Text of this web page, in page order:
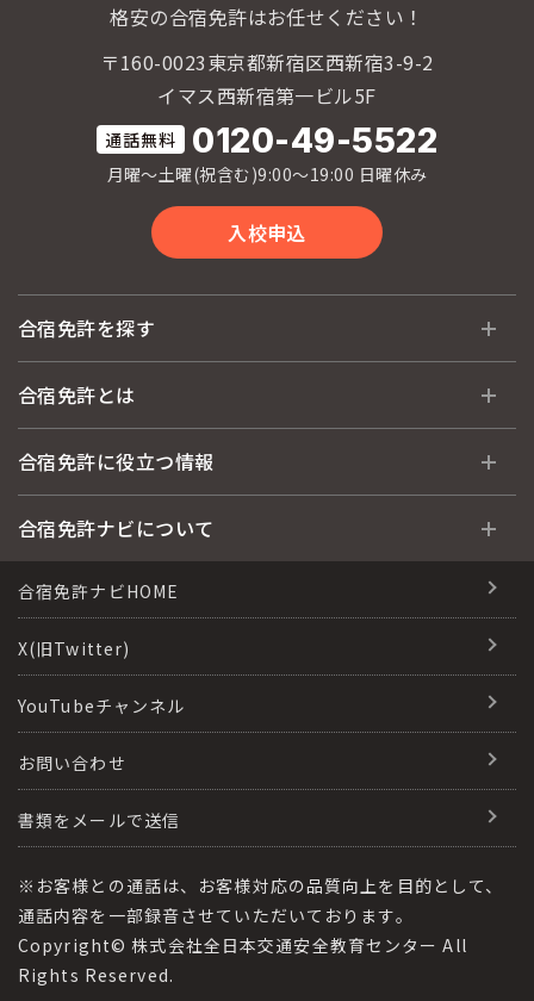
格安の合宿免許はお任せください！
〒160-0023東京都新宿区西新宿3-9-2
イマス西新宿第一ビル5F
0120-49-5522
月曜〜土曜(祝含む)9:00〜19:00 日曜休み
入校申込
合宿免許を探す
全国 教習所一覧
運転免許の種類(車種)
格安シーズン料金
出発地別おすすめ校
こだわり、テーマから探す
360度パノラマ教習所
教育訓練給付金制度
合宿免許とは
合宿免許とは
合宿免許選びのアドバイス
合宿免許の入校までの流れ
合宿免許での免許取得の流れ
運転免許別モデルスケジュール
保護者の方へ
合宿に関わる料金について
合宿費用のお支払いについて
合宿免許に必要な持ち物
合宿免許に役立つ情報
合宿免許に役立つ情報
免許取消・失効による再取得
冬・雪国の合宿免許は大丈夫？
みんなが選んだ合宿免許の条件
大型免許体験記
全国の運転免許試験場(免許センター)
本免学科試験問題に挑戦
合宿免許ナビについて
会社情報・代表メッセージ
会社概要
会社沿革・歴史
登録商標
特定商取引法に基づく表記
運転者適性診断
合宿免許ナビHOME
X(旧Twitter)
YouTubeチャンネル
お問い合わせ
書類をメールで送信
※お客様との通話は、お客様対応の品質向上を目的として、
通話内容を一部録音させていただいております。
Copyright© 株式会社全日本交通安全教育センター All
Rights Reserved.